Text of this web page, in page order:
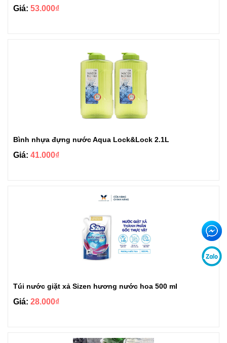
Giá: 53.000₫
Bình nhựa đựng nước Aqua Lock&Lock 2.1L
Giá: 41.000₫
Túi nước giặt xả Sizen hương nước hoa 500 ml
Giá: 28.000₫